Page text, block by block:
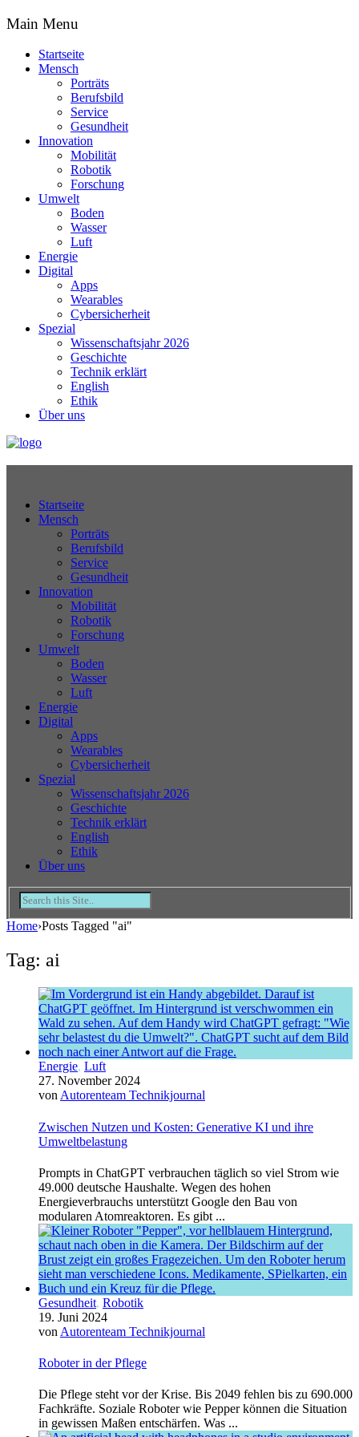
Main Menu
Startseite
Mensch
Porträts
Berufsbild
Service
Gesundheit
Innovation
Mobilität
Robotik
Forschung
Umwelt
Boden
Wasser
Luft
Energie
Digital
Apps
Wearables
Cybersicherheit
Spezial
Wissenschaftsjahr 2026
Geschichte
Technik erklärt
English
Ethik
Über uns
Startseite
Mensch
Porträts
Berufsbild
Service
Gesundheit
Innovation
Mobilität
Robotik
Forschung
Umwelt
Boden
Wasser
Luft
Energie
Digital
Apps
Wearables
Cybersicherheit
Spezial
Wissenschaftsjahr 2026
Geschichte
Technik erklärt
English
Ethik
Über uns
Home›Posts Tagged "ai"
Tag: ai
Energie, Luft
27. November 2024
von Autorenteam Technikjournal
Zwischen Nutzen und Kosten: Generative KI und ihre
Umweltbelastung
Prompts in ChatGPT verbrauchen täglich so viel Strom wie
49.000 deutsche Haushalte. Wegen des hohen
Energieverbrauchs unterstützt Google den Bau von
modularen Atomreaktoren. Es gibt ...
Gesundheit, Robotik
19. Juni 2024
von Autorenteam Technikjournal
Roboter in der Pflege
Die Pflege steht vor der Krise. Bis 2049 fehlen bis zu 690.000
Fachkräfte. Soziale Roboter wie Pepper können die Situation
in gewissen Maßen entschärfen. Was ...